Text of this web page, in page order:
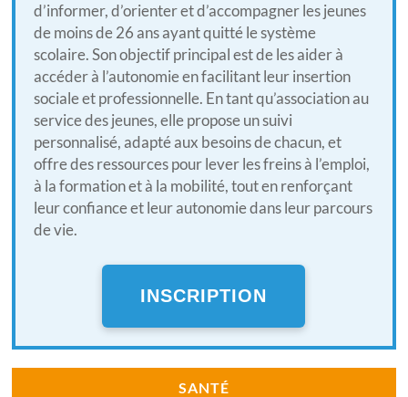
d’informer, d’orienter et d’accompagner les jeunes
de moins de 26 ans ayant quitté le système
scolaire. Son objectif principal est de les aider à
accéder à l’autonomie en facilitant leur insertion
sociale et professionnelle. En tant qu’association au
service des jeunes, elle propose un suivi
personnalisé, adapté aux besoins de chacun, et
offre des ressources pour lever les freins à l’emploi,
à la formation et à la mobilité, tout en renforçant
leur confiance et leur autonomie dans leur parcours
de vie.
INSCRIPTION
SANTÉ